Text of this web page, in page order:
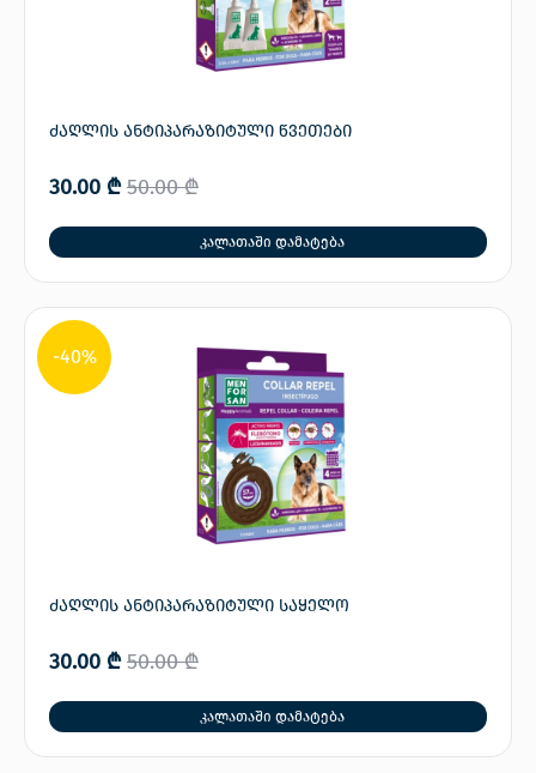
ძაღლის ანტიპარაზიტული წვეთები
50.00₾
30.00 ₾
კალათაში დამატება
-40%
ძაღლის ანტიპარაზიტული საყელო
50.00₾
30.00 ₾
კალათაში დამატება